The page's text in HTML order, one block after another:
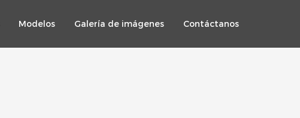
Modelos Galería de imágenes Contáctanos